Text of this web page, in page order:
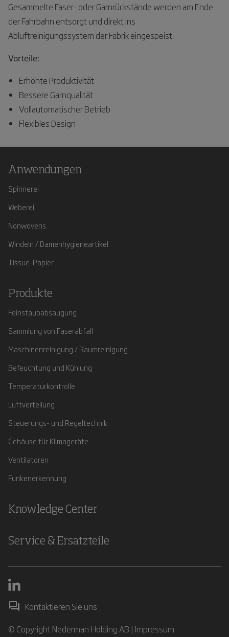
Gesammelte Faser- oder Garnrückstände werden am Ende
der Fahrbahn entsorgt und direkt ins
Abluftreinigungssystem der Fabrik eingespeist.
Vorteile:
Erhöhte Produktivität
Bessere Garnqualität
Vollautomatischer Betrieb
Flexibles Design
Anwendungen
Spinnerei
Weberei
Nonwovens
Windeln / Damenhygieneartikel
Tissue-Papier
Produkte
Feinstaubabsaugung
Sammlung von Faserabfall
Maschinenreinigung / Raumreinigung
Befeuchtung und Kühlung
Temperaturkontrolle
Luftverteilung
Steuerungs- und Regeltechnik
Gehäuse für Klimageräte
Ventilatoren
Funkenerkennung
Knowledge Center
Service & Ersatzteile
Kontaktieren Sie uns
© Copyright Nederman Holding AB | Impressum